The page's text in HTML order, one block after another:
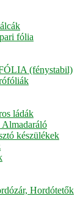
fólia
(fénystabil)
ládák
Almadaráló
készülékek
Hordótetők